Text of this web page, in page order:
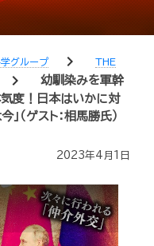
グループ chevron_right
THE
chevron_right
幼馴染みを軍幹
気度！日本はいかに対
（ゲスト：相馬勝氏）
2023年4月1日